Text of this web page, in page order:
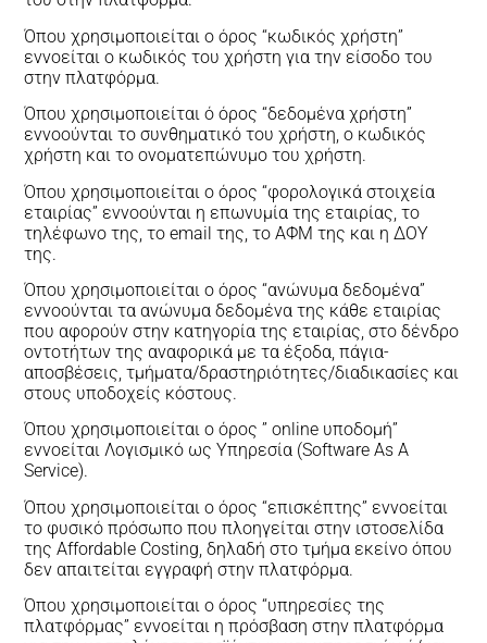
Όπου χρησιμοποιείται ο όρος “κωδικός χρήστη”
εννοείται ο κωδικός του χρήστη για την είσοδο του
στην πλατφόρμα.
Όπου χρησιμοποιείται ό όρος “δεδομένα χρήστη”
εννοούνται το συνθηματικό του χρήστη, ο κωδικός
χρήστη και το ονοματεπώνυμο του χρήστη.
Όπου χρησιμοποιείται ο όρος “φορολογικά στοιχεία
εταιρίας” εννοούνται η επωνυμία της εταιρίας, το
τηλέφωνο της, το email της, το ΑΦΜ της και η ΔΟΥ
της.
Όπου χρησιμοποιείται ο όρος “ανώνυμα δεδομένα”
εννοούνται τα ανώνυμα δεδομένα της κάθε εταιρίας
που αφορούν στην κατηγορία της εταιρίας, στο δένδρο
οντοτήτων της αναφορικά με τα έξοδα, πάγια-
αποσβέσεις, τμήματα/δραστηριότητες/διαδικασίες και
στους υποδοχείς κόστους.
Όπου χρησιμοποιείται ο όρος ” online υποδομή”
εννοείται Λογισμικό ως Υπηρεσία (Software As A
Service).
Όπου χρησιμοποιείται ο όρος “επισκέπτης” εννοείται
το φυσικό πρόσωπο που πλοηγείται στην ιστοσελίδα
της Affordable Costing, δηλαδή στο τμήμα εκείνο όπου
δεν απαιτείται εγγραφή στην πλατφόρμα.
Όπου χρησιμοποιείται ο όρος “υπηρεσίες της
πλατφόρμας” εννοείται η πρόσβαση στην πλατφόρμα